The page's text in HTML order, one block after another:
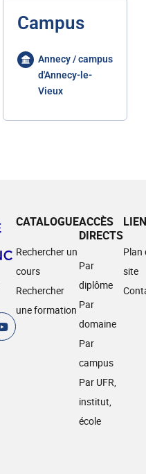
Campus
Annecy / campus
d'Annecy-le-
Vieux
CATALOGUE
Rechercher un
cours
Rechercher
une formation
ACCÈS
DIRECTS
Par
diplôme
Par
domaine
Par
campus
Par UFR,
institut,
école
Plan
site